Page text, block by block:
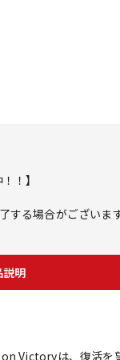
！】
る場合がございます
説明
Victoryは、復活を